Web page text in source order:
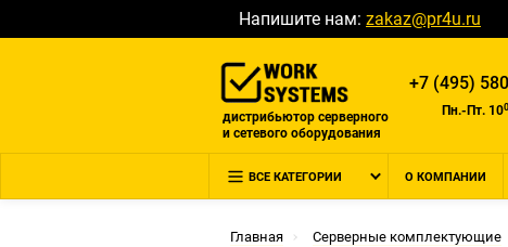
Напишите нам: zakaz@pr4u.ru
дистрибьютор серверного
и сетевого оборудования
+7 (495)
Пн.-Пт. 10
ВСЕ КАТЕГОРИИ О КОМПАНИИ
Главная Серверные комплектующие